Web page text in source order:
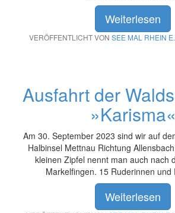
Weiterlesen
VERÖFFENTLICHT VON SEE MAL RHEIN
Ausfahrt der
»Karisma«
Am 30. September 2023 sind wir auf
Halbinsel Mettnau Richtung
kleinen Zipfel nennt man auch nach
Markelfingen. 15 Ruderinnen
Weiterlesen